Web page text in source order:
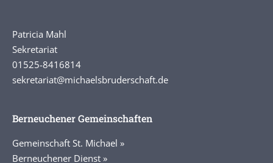
Patricia Mahl
Sekretariat
01525-8416814
sekretariat@michaelsbruderschaft.de
Berneuchener Gemeinschaften
Gemeinschaft St. Michael »
Berneuchener Dienst »